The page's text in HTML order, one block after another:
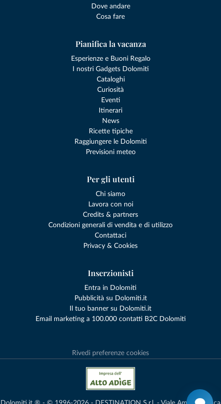
Dove andare
Cosa fare
Pianifica la vacanza
Esperienze e Buoni Regalo
I nostri Gadgets Dolomiti
Cataloghi
Curiosità
Eventi
Itinerari
News
Ricette tipiche
Raggiungere le Dolomiti
Previsioni meteo
Per gli utenti
Chi siamo
Lavora con noi
Credits & partners
Condizioni generali di vendita e di utilizzo
Contattaci
Privacy & Cookies
Inserzionisti
Entra in Dolomiti
Pubblicità su Dolomiti.it
Il tuo banner su Dolomiti.it
Email marketing a 100.000 contatti B2C Dolomiti
Rivedi preferenze cookies